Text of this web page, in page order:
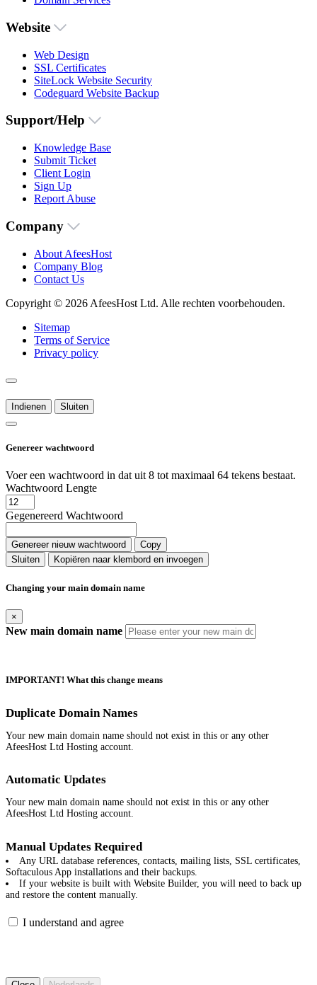
Website
Web Design
SSL Certificates
SiteLock Website Security
Codeguard Website Backup
Support/Help
Knowledge Base
Submit Ticket
Client Login
Sign Up
Report Abuse
Company
About AfeesHost
Company Blog
Contact Us
Copyright © 2026 AfeesHost Ltd. Alle rechten voorbehouden.
Sitemap
Terms of Service
Privacy policy
Indienen Sluiten
Genereer wachtwoord
Voer een wachtwoord in dat uit 8 tot maximaal 64 tekens bestaat.
Wachtwoord Lengte
Gegenereerd Wachtwoord
Genereer nieuw wachtwoord
Copy
Sluiten
Kopiëren naar klembord en invoegen
Changing your main domain name
×
New main domain name
IMPORTANT! What this change means
Duplicate Domain Names
Your new main domain name should not exist in this or any other
AfeesHost Ltd Hosting account.
Automatic Updates
Your new main domain name should not exist in this or any other
AfeesHost Ltd Hosting account.
Manual Updates Required
Any URL database references, contacts, mailing lists, SSL certificates,
Softaculous App installations and their backups.
If your website is built with Website Builder, you will need to back up
and restore the content manually.
I understand and agree